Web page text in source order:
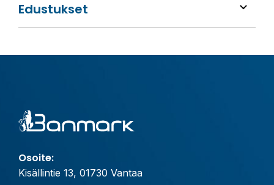
Edustukset
Osoite:
Kisällintie 13, 01730 Vantaa